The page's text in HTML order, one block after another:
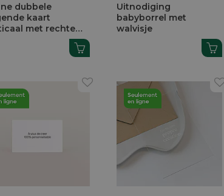
dubbele
kaart
met rechte
op glanzend
Uitnodiging
babyborrel met
walvisje